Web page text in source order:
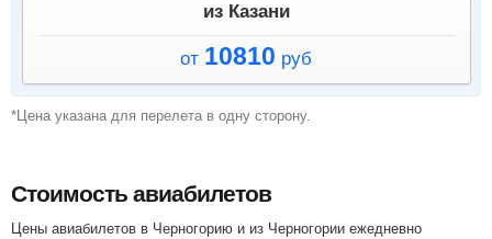
из Казани
от 10810 руб
*Цена указана для перелета в одну сторону.
Стоимость авиабилетов
Цены авиабилетов в Черногорию и из Черногории ежедневно